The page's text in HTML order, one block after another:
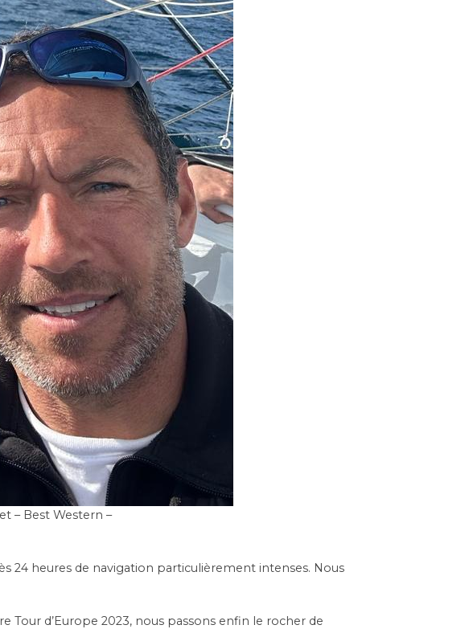
– Best Western –
24 heures de navigation particulièrement intenses. Nous
Tour d’Europe 2023, nous passons enfin le rocher de